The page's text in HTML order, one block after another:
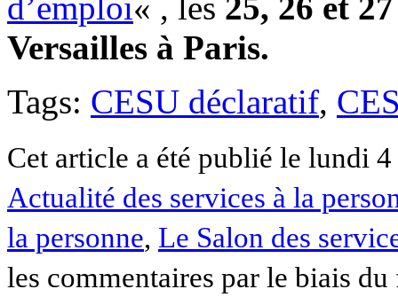
Versailles à Paris.
Tags: CESU déclaratif,
Cet article a été publié le lundi
Actualité des services à la
la personne, Le Salon des
les commentaires par le biais